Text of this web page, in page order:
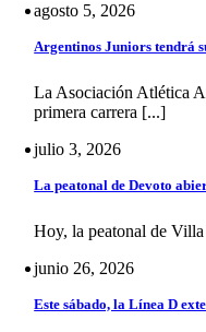
agosto 5, 2026
Argentinos Juniors tendrá
La Asociación Atlética
primera carrera [...]
julio 3, 2026
La peatonal de Devoto
Hoy, la peatonal de
junio 26, 2026
Este sábado, la Línea D